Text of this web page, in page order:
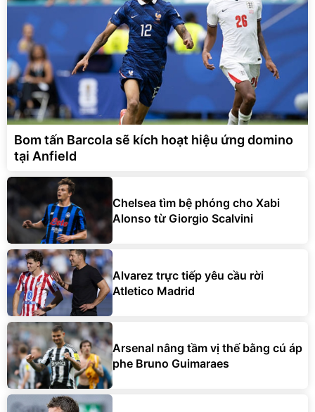
Bom tấn Barcola sẽ kích hoạt hiệu ứng domino
tại Anfield
Chelsea tìm bệ phóng cho Xabi
Alonso từ Giorgio Scalvini
Alvarez trực tiếp yêu cầu rời
Atletico Madrid
Arsenal nâng tầm vị thế bằng cú áp
phe Bruno Guimaraes